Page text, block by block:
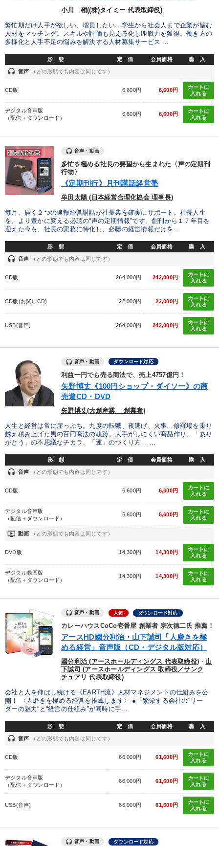
小川 嶺((株)タイミー 代表取締役)
繁忙期だけ人手が欲しい、増員したい…学生から社会人まで企業が望む
人材をマッチング。スキルや評価も見える化し即戦力を獲得。働き方の
多様化と人手不足の悩みを解決する人材募集サービス ...
形 態 定 価 会員価格 購 入
headset 音声 （どの形態でも内容は同じです）
CD版 6,600円 6,600円
カートに
入れる
デジタル音声版
（配信＋ダウンロード）
6,600円 6,600円
カートに
入れる
音声・動画
多忙を極める社長の要望から生まれた〈声の定期刊
行物〉
《定期刊行》月刊講話経営塾
牟田太陽 (日本経営合理化協会 理事長)
毎月、届く２つの速報経営講話が社長業を確実にサポート。社長人生
を、より豊かに変える必聴の“声の定期情報”です。創刊から１７年目を
迎えた今も、社長の実務に特化し、必聴の経営情報だけを...
形 態 定 価 会員価格 購 入
headset 音声 （どの形態でも内容は同じです）
CD版 264,000円 242,000円
カートに
入れる
CD版(お試しCD) 22,000円 22,000円
カートに
入れる
USB(音声) 264,000円 242,000円
カートに
入れる
音声・動画 ダウンロード対応
利益一円でも売る商法で、売上4757億円！
矢野博丈《100円ショップ・ダイソー》の商
売道CD・DVD
矢野博丈(大創産業 創業者)
人生と経営は常に崖っぷち。九度の転職、夜逃げ、火事…修羅場を乗り
越え積み上げた男の百円商法の軌跡。大手がしにくい商品作り、「あり
がとう」の不思議なチカラ、「運」のつくり方… ...
形 態 定 価 会員価格 購 入
headset 音声 （どの形態でも内容は同じです）
CD版 6,600円 6,600円
カートに
入れる
デジタル音声版
（配信＋ダウンロード）
6,600円 6,600円
カートに
入れる
ondemand_video 動画 （どの形態でも内容は同じです）
DVD版 14,300円 14,300円
カートに
入れる
デジタル動画版
（配信＋ダウンロード）
14,300円 14,300円
カートに
入れる
音声・動画 人気 ダウンロード対応
カレーハウスCoCo壱番屋 創業者 宗次德二氏 推薦！
アースHD國分利治・山下誠司「人磨きを極
める経営」音声版（CD・デジタル版対応）
國分利治 (アースホールディングス 代表取締役) ・ 山
下誠司 (アースホールディングス 取締役／サンク
チュアリ 代表取締役)
会社と人を伸ばし続ける《EARTH流》人材マネジメントの仕組みを公
開！ 〈人磨きを極める経営を推薦します〉 ●「繁栄する会社の“リー
ダーの魅力“と“経営の仕組み”が同時に手...
形 態 定 価 会員価格 購 入
headset 音声 （どの形態でも内容は同じです）
CD版 66,000円 61,600円
カートに
入れる
デジタル音声版
（配信＋ダウンロード）
66,000円 61,600円
カートに
入れる
USB(音声) 66,000円 61,600円
カートに
入れる
音声・動画 ダウンロード対応